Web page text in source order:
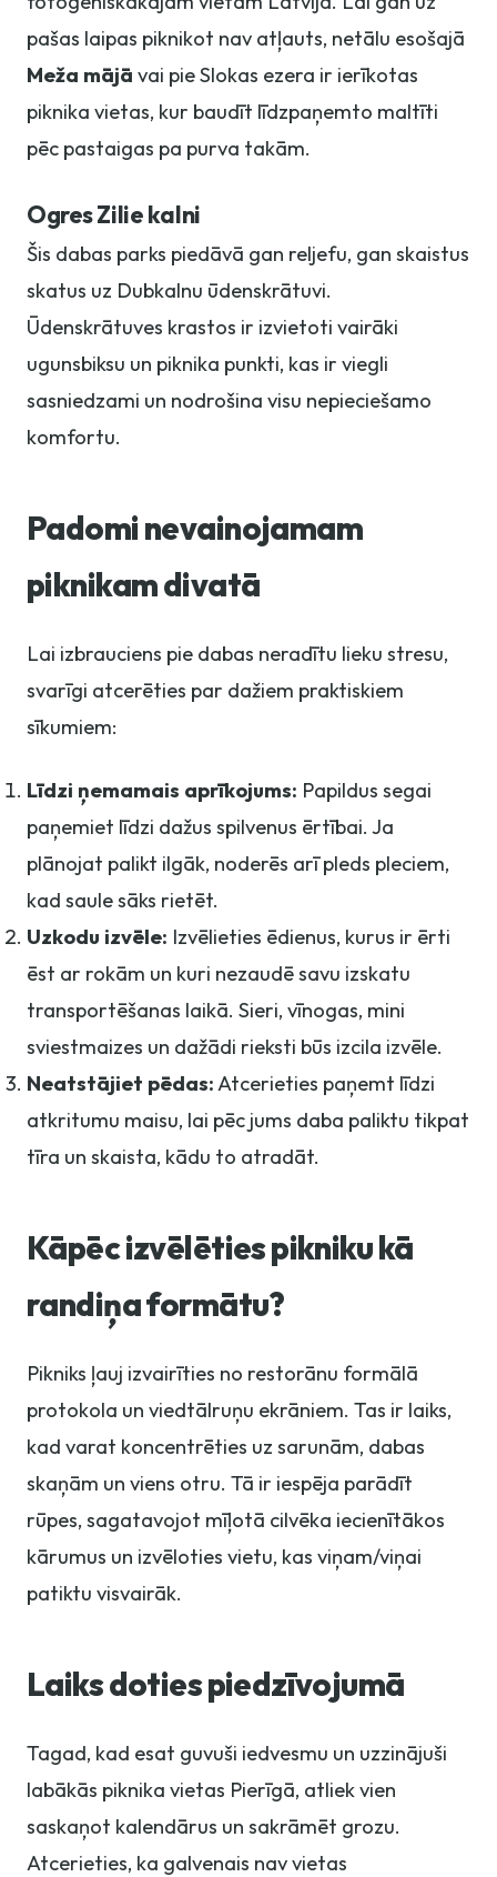
pašas laipas piknikot nav atļauts, netālu esošajā
Meža mājā vai pie Slokas ezera ir ierīkotas
piknika vietas, kur baudīt līdzpaņemto maltīti
pēc pastaigas pa purva takām.
Ogres Zilie kalni
Šis dabas parks piedāvā gan reljefu, gan skaistus
skatus uz Dubkalnu ūdenskrātuvi.
Ūdenskrātuves krastos ir izvietoti vairāki
ugunsbiksu un piknika punkti, kas ir viegli
sasniedzami un nodrošina visu nepieciešamo
komfortu.
Padomi nevainojamam
piknikam divatā
Lai izbrauciens pie dabas neradītu lieku stresu,
svarīgi atcerēties par dažiem praktiskiem
sīkumiem:
Līdzi ņemamais aprīkojums: Papildus segai
paņemiet līdzi dažus spilvenus ērtībai. Ja
plānojat palikt ilgāk, noderēs arī pleds pleciem,
kad saule sāks rietēt.
Uzkodu izvēle: Izvēlieties ēdienus, kurus ir ērti
ēst ar rokām un kuri nezaudē savu izskatu
transportēšanas laikā. Sieri, vīnogas, mini
sviestmaizes un dažādi rieksti būs izcila izvēle.
Neatstājiet pēdas:Atcerieties paņemt līdzi
atkritumu maisu, lai pēc jums daba paliktu tikpat
tīra un skaista, kādu to atradāt.
Kāpēc izvēlēties pikniku kā
randiņa formātu?
Pikniks ļauj izvairīties no restorānu formālā
protokola un viedtālruņu ekrāniem. Tas ir laiks,
kad varat koncentrēties uz sarunām, dabas
skaņām un viens otru. Tā ir iespēja parādīt
rūpes, sagatavojot mīļotā cilvēka iecienītākos
kārumus un izvēloties vietu, kas viņam/viņai
patiktu visvairāk.
Laiks doties piedzīvojumā
Tagad, kad esat guvuši iedvesmu un uzzinājuši
labākās piknika vietas Pierīgā, atliek vien
saskaņot kalendārus un sakrāmēt grozu.
Atcerieties, ka galvenais nav vietas